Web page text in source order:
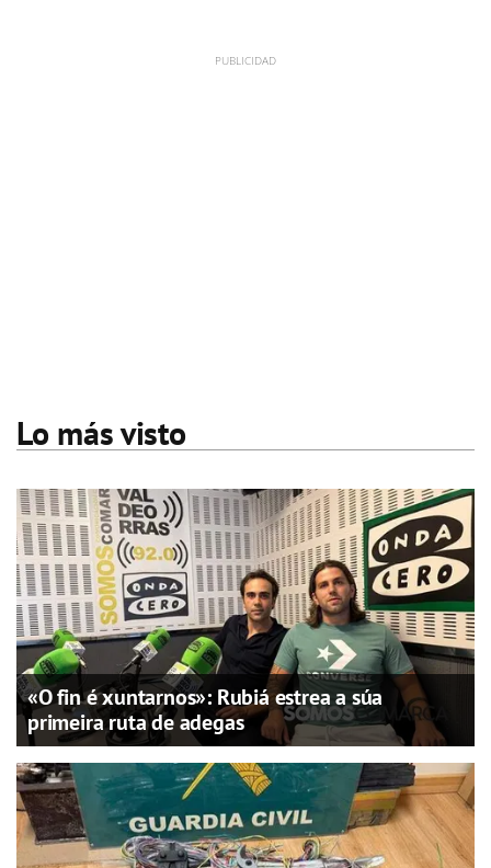
Lo más visto
«O fin é xuntarnos»: Rubiá estrea a súa
primeira ruta de adegas